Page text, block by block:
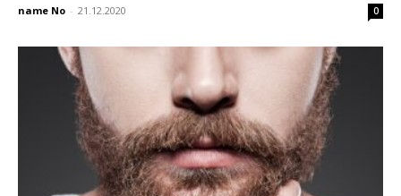
name No - 21.12.2020 0